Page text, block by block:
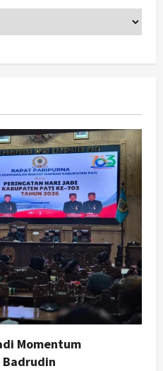
HUT ke-270 Kota
dan Wisata
Lokal,
Gelar Open Sepatu
Sepanjang
2026
RSUD Soewondo Jadi
Hasil Kajian Tim Provinsi
2026
Sepatu Murah
Ribu untuk Sekolah
Momentum
Badrudin